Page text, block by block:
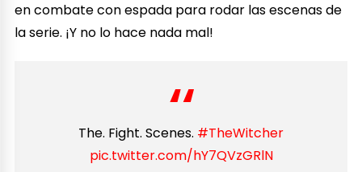
en combate con espada para rodar las escenas de
la serie. ¡Y no lo hace nada mal!
The. Fight. Scenes. #TheWitcher
pic.twitter.com/hY7QVzGRlN